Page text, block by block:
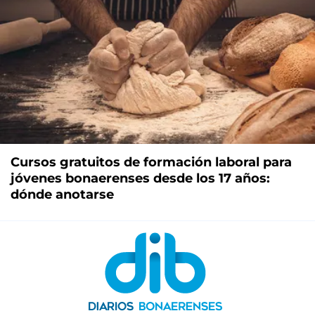
Cursos gratuitos de formación laboral para
jóvenes bonaerenses desde los 17 años:
dónde anotarse